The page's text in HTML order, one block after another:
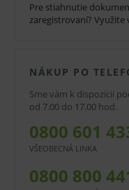
Optimálne vlastnosti
umiestnenie
výber časov
lekárom
finálnu výplň.
Vysoká pevnosť v tlaku
Pre stiahnutie
zaregistrovaní? Využite
NÁKUP PO
Sme vám k dispozícii
od 7.00 do 17.00 hod.
0800 601
VŠEOBECNÁ LINKA
0800 800